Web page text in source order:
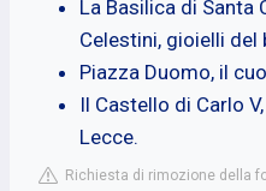
La Basilica di Santa
Celestini, gioielli del
Piazza Duomo, il
Il Castello di Carlo
Lecce.
Richiesta di rimozione della